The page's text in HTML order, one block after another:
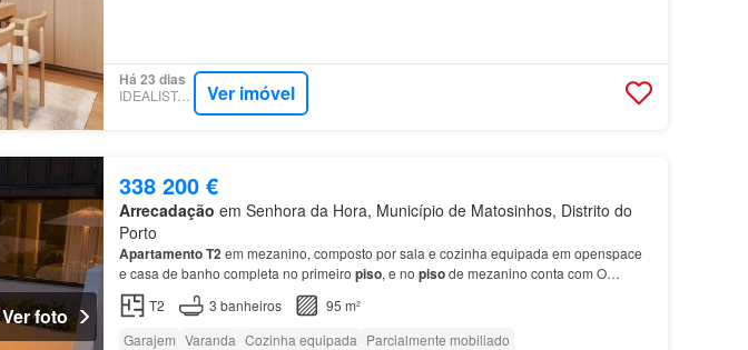
Há 23 dias
IDEALISTA.PT Ver imóvel
Ver foto
338 200 €
Arrecadação em Senhora da Hora, Município de Matosinhos, Distrito do
Porto
ApartamentoT2em mezanino, composto por sala e cozinha equipada em openspace
e casa de banho completa no primeiro piso, e no pisode mezanino conta com O
empreendimento situa-se no centro da sra…
T2 3 banheiros
95 m²
Garajem Varanda Cozinha equipada Parcialmente mobiliado